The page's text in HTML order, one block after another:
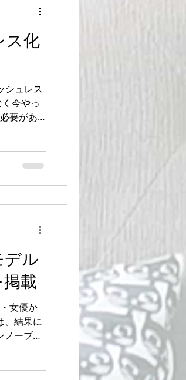
ス化
シュレス
今やっ
要があ
デル
載
女優か
結果に